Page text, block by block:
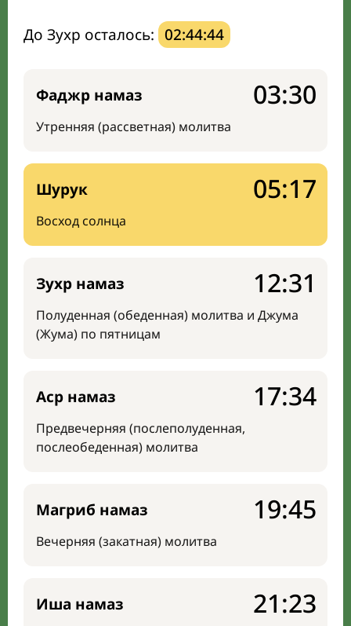
До Зухр осталось: 02:44:43
Фаджр намаз
Утренняя (рассветная) молитва
03:30
Шурук
Восход солнца
05:17
Зухр намаз
Полуденная (обеденная) молитва и Джума
(Жума) по пятницам
12:31
Аср намаз
Предвечерняя (послеполуденная,
послеобеденная) молитва
17:34
Магриб намаз
Вечерняя (закатная) молитва
19:45
Иша намаз 21:23